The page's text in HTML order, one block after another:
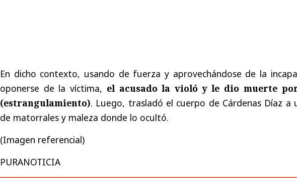
En dicho contexto, usando de fuerza y aprovechándose de la
oponerse de la víctima, el acusado la violó y le dio muerte
(estrangulamiento). Luego, trasladó el cuerpo de Cárdenas Díaz a
de matorrales y maleza donde lo ocultó.
(Imagen referencial)
PURANOTICIA